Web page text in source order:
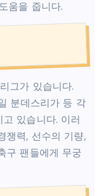
움을 줍니다.
그가 있습니다.
분데스리가 등 각
있습니다. 이러
쟁력, 선수의 기량,
구 팬들에게 무궁